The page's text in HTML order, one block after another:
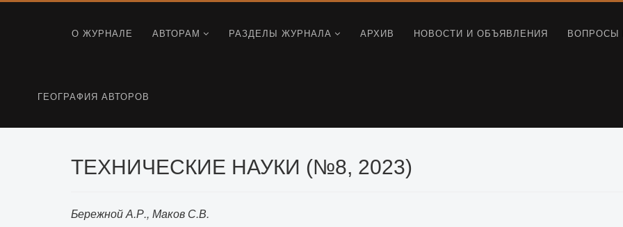
О ЖУРНАЛЕ АВТОРАМ РАЗДЕЛЫ ЖУРНАЛА АРХИВ НОВОСТИ И ОБЪЯВЛЕНИЯ ВОПРОСЫ
ГЕОГРАФИЯ АВТОРОВ
ТЕХНИЧЕСКИЕ НАУКИ (№8, 2023)
Бережной А.Р., Маков С.В.